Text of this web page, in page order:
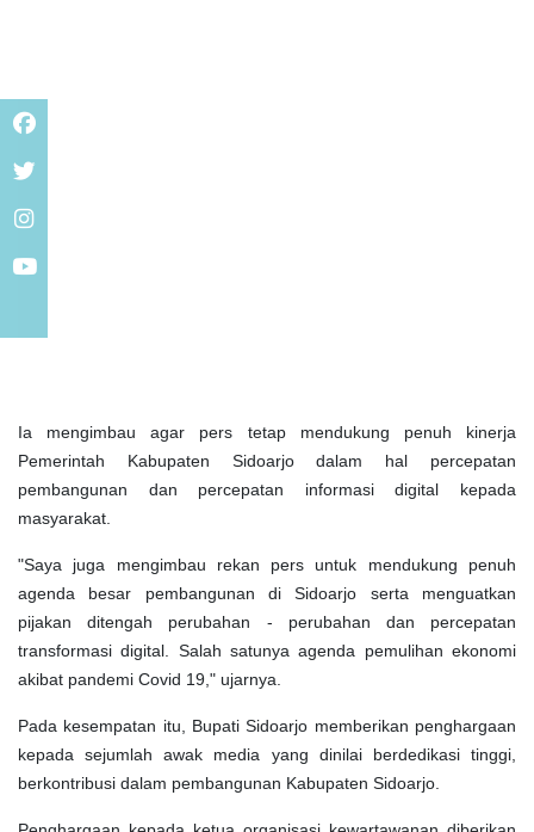
Ia mengimbau agar pers tetap mendukung penuh kinerja
Pemerintah Kabupaten Sidoarjo dalam hal percepatan
pembangunan dan percepatan informasi digital kepada
masyarakat.
"Saya juga mengimbau rekan pers untuk mendukung penuh
agenda besar pembangunan di Sidoarjo serta menguatkan
pijakan ditengah perubahan - perubahan dan percepatan
transformasi digital. Salah satunya agenda pemulihan ekonomi
akibat pandemi Covid 19," ujarnya.
Pada kesempatan itu, Bupati Sidoarjo memberikan penghargaan
kepada sejumlah awak media yang dinilai berdedikasi tinggi,
berkontribusi dalam pembangunan Kabupaten Sidoarjo.